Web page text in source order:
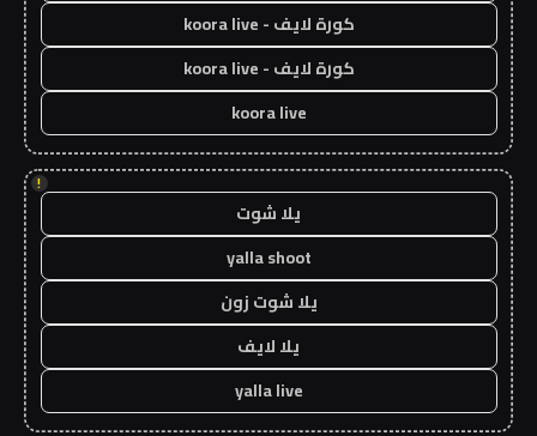
كورة لايف - koora live
كورة لايف - koora live
koora live
!
يلا شوت
yalla shoot
يلا شوت زون
يلا لايف
yalla live